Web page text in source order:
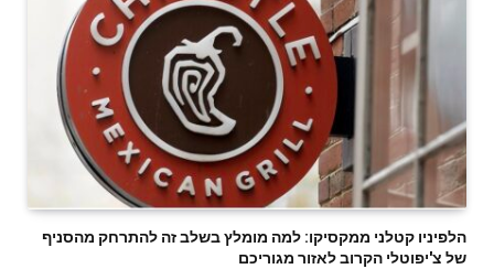
הלפיניו קטלני ממקסיקו: למה מומלץ בשלב זה להתרחק מהסניף
של צ'יפוטלי הקרוב לאזור מגוריכם